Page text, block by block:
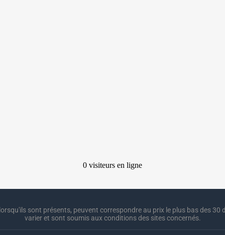
sont présents, peuvent correspondre au prix le plus bas des 30
varier et sont soumis aux conditions des sites concernés.